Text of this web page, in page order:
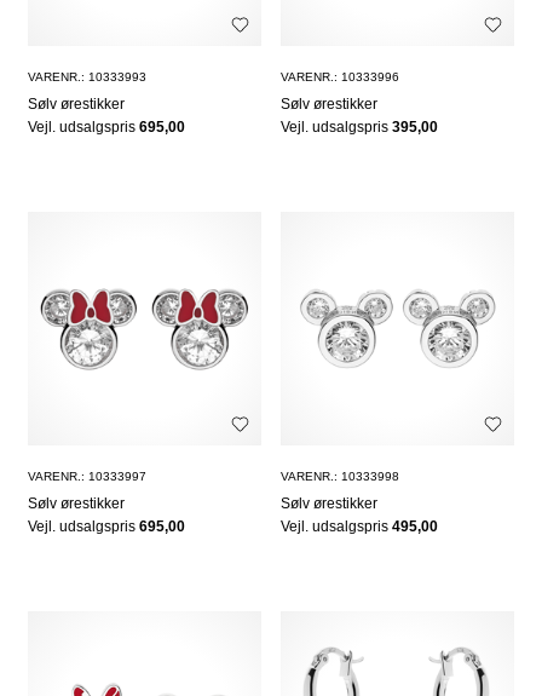
VARENR.: 10333993
Sølv ørestikker
Vejl. udsalgspris 695,00
VARENR.: 10333996
Sølv ørestikker
Vejl. udsalgspris395,00
VARENR.: 10333997
Sølv ørestikker
Vejl. udsalgspris 695,00
VARENR.: 10333998
Sølv ørestikker
Vejl. udsalgspris495,00